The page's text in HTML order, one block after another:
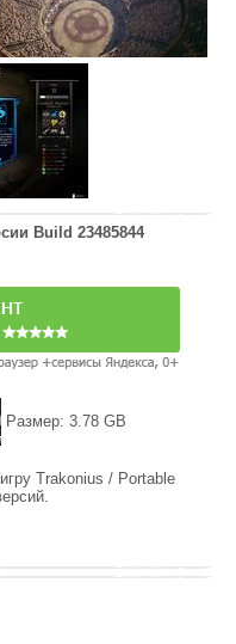
Build 23485844
Размер: 3.78 GB
Trakonius / Portable